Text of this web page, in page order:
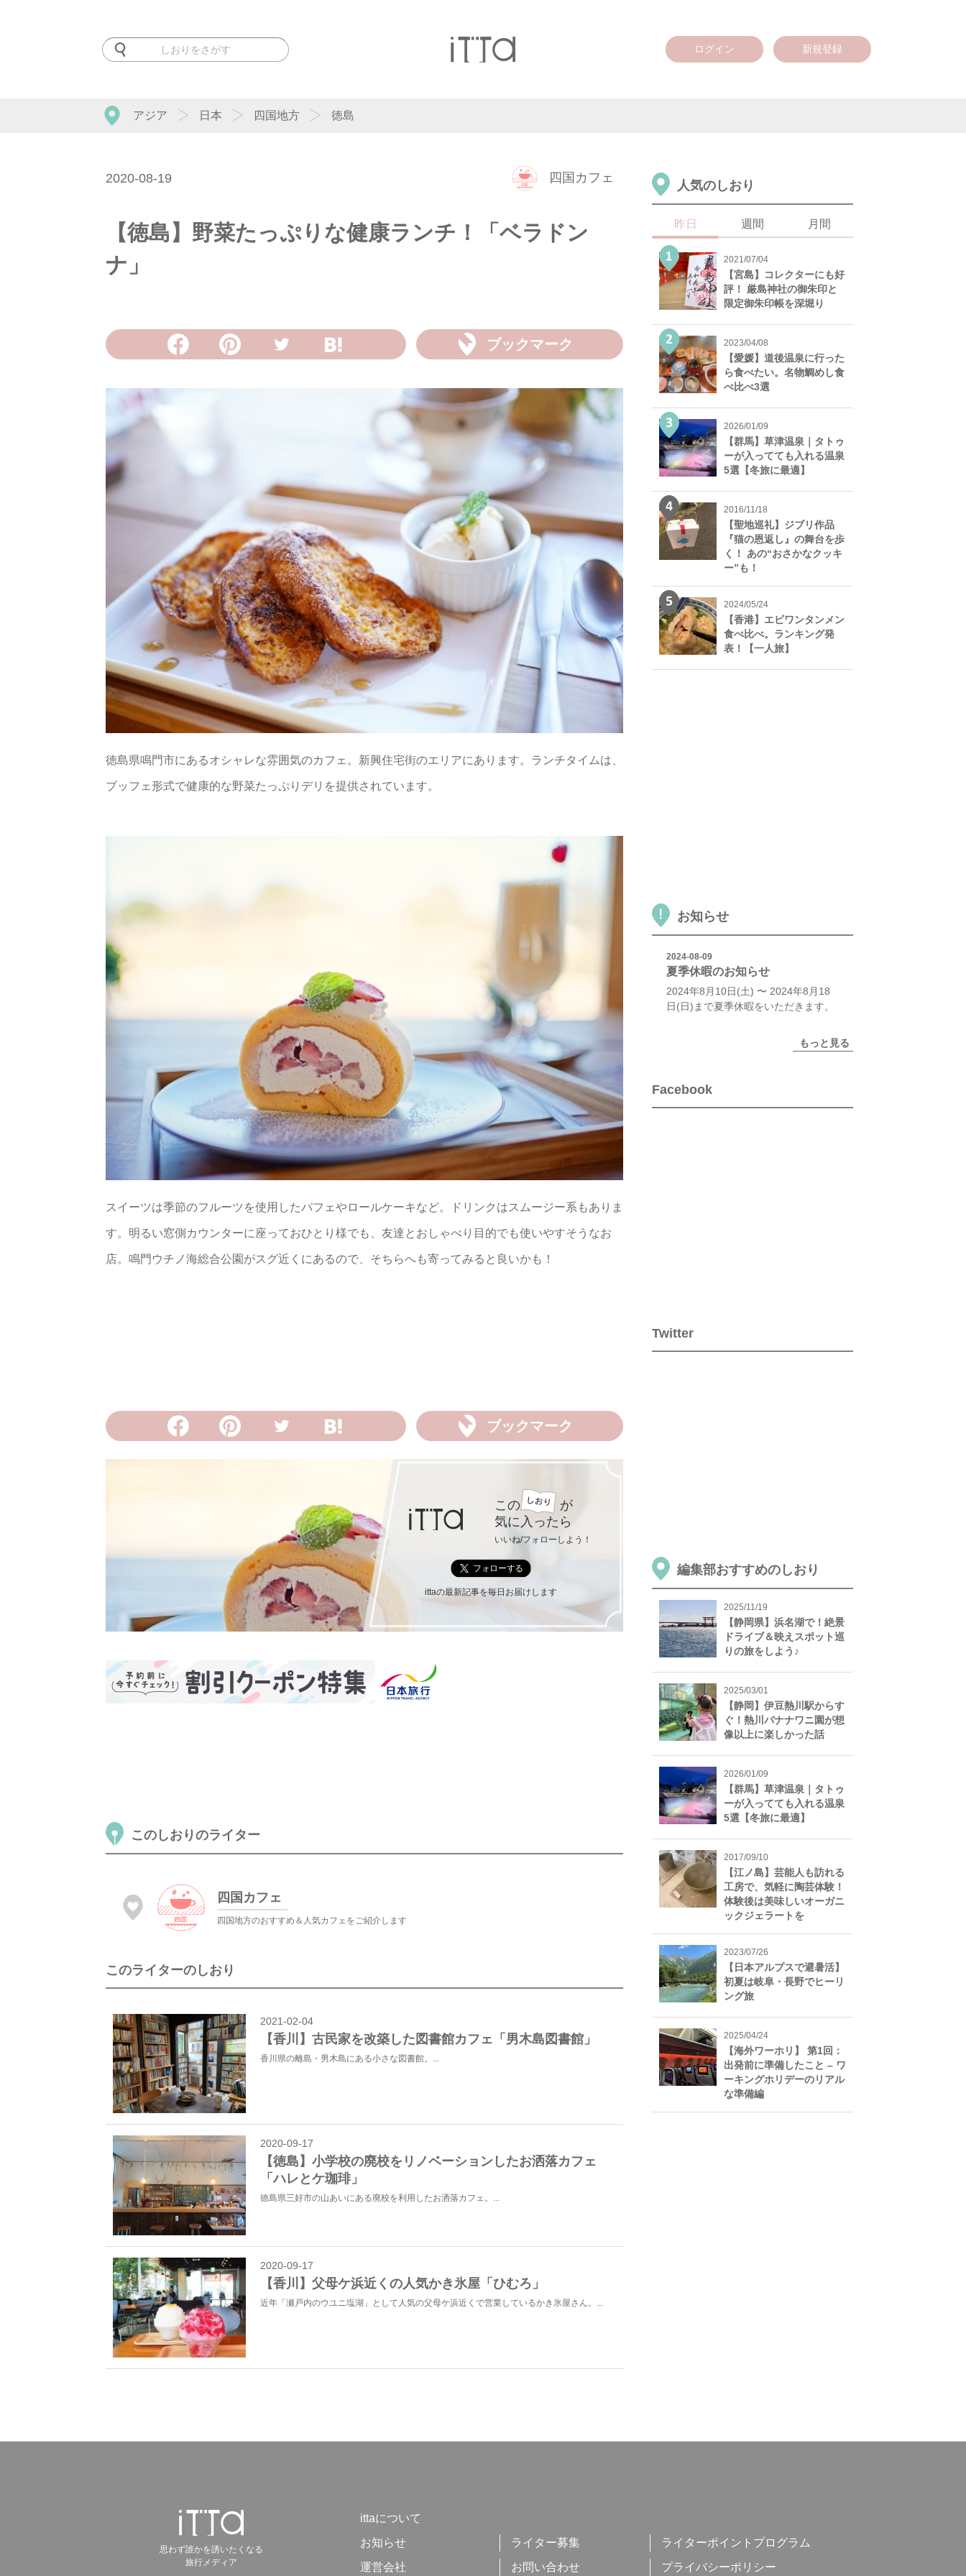
ログイン 新規登録
アジア 日本 四国地方 徳島
2020-08-19 四国カフェ
【徳島】野菜たっぷりな健康ランチ！「ベラドン
ナ」
ブックマーク
徳島県鳴門市にあるオシャレな雰囲気のカフェ。新興住宅街のエリアにあります。ランチタイムは、
ブッフェ形式で健康的な野菜たっぷりデリを提供されています。
スイーツは季節のフルーツを使用したパフェやロールケーキなど。ドリンクはスムージー系もありま
す。明るい窓側カウンターに座っておひとり様でも、友達とおしゃべり目的でも使いやすそうなお
店。鳴門ウチノ海総合公園がスグ近くにあるので、そちらへも寄ってみると良いかも！
ブックマーク
この
が
気に入ったら
いいね/フォローしよう！
ittaの最新記事を毎日お届けします
このしおりのライター
四国カフェ
四国地方のおすすめ＆人気カフェをご紹介します
このライターのしおり
2021-02-04
【香川】古民家を改築した図書館カフェ「男木島図書館」
香川県の離島・男木島にある小さな図書館。...
2020-09-17
【徳島】小学校の廃校をリノベーションしたお洒落カフェ
「ハレとケ珈琲」
徳島県三好市の山あいにある廃校を利用したお洒落カフェ。...
2020-09-17
【香川】父母ケ浜近くの人気かき氷屋「ひむろ」
近年「瀬戸内のウユニ塩湖」として人気の父母ケ浜近くで営業しているかき氷屋さん。...
人気のしおり
昨日 週間 月間
2021/07/04
【宮島】コレクターにも好
評！ 厳島神社の御朱印と
限定御朱印帳を深堀り
2023/04/08
【愛媛】道後温泉に行った
ら食べたい。名物鯛めし食
べ比べ3選
2026/01/09
【群馬】草津温泉｜タトゥ
ーが入ってても入れる温泉
5選【冬旅に最適】
2016/11/18
【聖地巡礼】ジブリ作品
『猫の恩返し』の舞台を歩
く！ あの“おさかなクッキ
ー”も！
2024/05/24
【香港】エビワンタンメン
食べ比べ。ランキング発
表！【一人旅】
お知らせ
2024-08-09
夏季休暇のお知らせ
2024年8月10日(土) 〜 2024年8月18
日(日)まで夏季休暇をいただきます。
もっと見る
Facebook
Twitter
編集部おすすめのしおり
2025/11/19
【静岡県】浜名湖で！絶景
ドライブ＆映えスポット巡
りの旅をしよう♪
2025/03/01
【静岡】伊豆熱川駅からす
ぐ！熱川バナナワニ園が想
像以上に楽しかった話
2026/01/09
【群馬】草津温泉｜タトゥ
ーが入ってても入れる温泉
5選【冬旅に最適】
2017/09/10
【江ノ島】芸能人も訪れる
工房で、気軽に陶芸体験！
体験後は美味しいオーガニ
ックジェラートを
2023/07/26
【日本アルプスで避暑活】
初夏は岐阜・長野でヒーリ
ング旅
2025/04/24
【海外ワーホリ】 第1回：
出発前に準備したこと – ワ
ーキングホリデーのリアル
な準備編
思わず誰かを誘いたくなる
旅行メディア
ittaについて
お知らせ
ライター募集
ライターポイントプログラム
運営会社
お問い合わせ プライバシーポリシー